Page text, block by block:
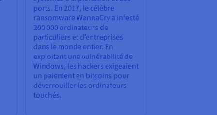
ports. En 2017, le célèbre
ransomware WannaCry a infecté
200 000 ordinateurs de
particuliers et d’entreprises
dans le monde entier. En
exploitant une vulnérabilité de
Windows, les hackers exigeaient
un paiement en bitcoins pour
déverrouiller les ordinateurs
touchés.